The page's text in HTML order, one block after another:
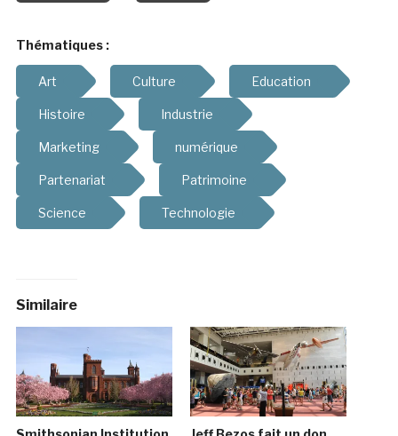
Thématiques :
Art Culture Education
Histoire Industrie
Marketing numérique
Partenariat Patrimoine
Science Technologie
Similaire